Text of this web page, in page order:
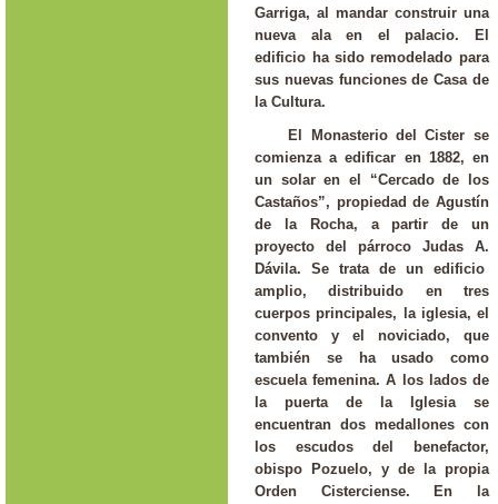
Garriga, al mandar construir una
nueva ala en el palacio. El
edificio ha sido remodelado para
sus nuevas funciones de Casa de
la Cultura.
El Monasterio del Cister se
comienza a edificar en 1882, en
un solar en el “Cercado de los
Castaños”, propiedad de Agustín
de la Rocha, a partir de un
proyecto del párroco Judas A.
Dávila. Se trata de un edificio
amplio, distribuido en tres
cuerpos principales, la iglesia, el
convento y el noviciado, que
también se ha usado como
escuela femenina. A los lados de
la puerta de la Iglesia se
encuentran dos medallones con
los escudos del benefactor,
obispo Pozuelo, y de la propia
Orden Cisterciense. En la